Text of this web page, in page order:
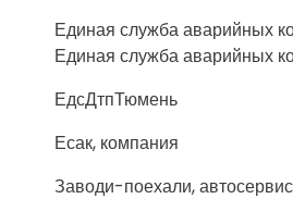
Единая служба аварийных
Единая служба аварийных
ЕдсДтпТюмень
Есак, компания
Заводи-поехали, автосервис